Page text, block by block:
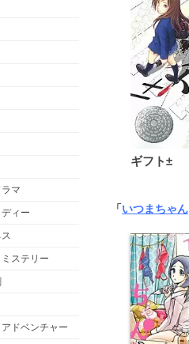
マ
ィー
ステリー
ドベンチャー
ギフト±
「いつまちゃん